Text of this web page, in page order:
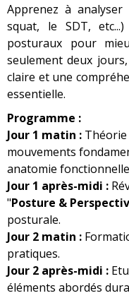
Apprenez à analyser
squat, le SDT,
posturaux pour
seulement deux
claire et une
essentielle.
Programme :
Jour 1 matin :
mouvements
anatomie
Jour 1 après-midi :
"Posture &
posturale.
Jour 2 matin :
pratiques.
Jour 2 après-midi :
éléments abordés